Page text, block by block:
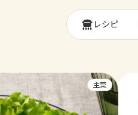
レシピ
主菜